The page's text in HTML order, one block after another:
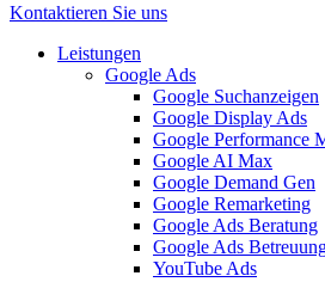
Kontaktieren Sie uns
Leistungen
Google Ads
Google Suchanzeigen
Google Display Ads
Google Performance
Google AI Max
Google Demand Gen
Google Remarketing
Google Ads Beratung
Google Ads
YouTube Ads